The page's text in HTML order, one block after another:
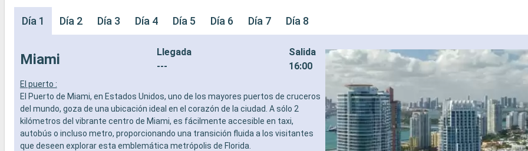
Día 1 Día 2 Día 3 Día 4 Día 5 Día 6 Día 7 Día 8
Miami
Llegada
---
Salida
16:00
El puerto :
El Puerto de Miami, en Estados Unidos, uno de los mayores puertos de cruceros
del mundo, goza de una ubicación ideal en el corazón de la ciudad. A sólo 2
kilómetros del vibrante centro de Miami, es fácilmente accesible en taxi,
autobús o incluso metro, proporcionando una transición fluida a los visitantes
que deseen explorar esta emblemática metrópolis de Florida.